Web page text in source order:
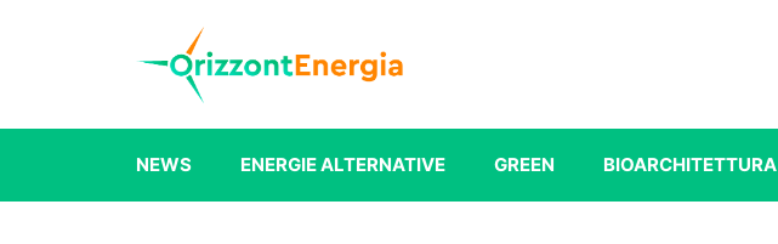
NEWS ENERGIE ALTERNATIVE GREEN BIOARCHITETTURA